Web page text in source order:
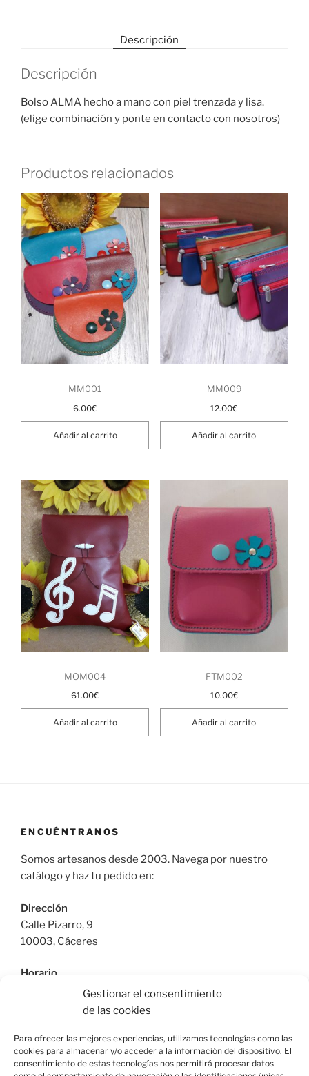
Gestionar el consentimiento
de las cookies
Para ofrecer las mejores experiencias, utilizamos tecnologías como las
cookies para almacenar y/o acceder a la información del dispositivo. El
consentimiento de estas tecnologías nos permitirá procesar datos
Descripción
Descripción
Bolso ALMA hecho a mano con piel trenzada y lisa.
(elige combinación y ponte en contacto con nosotros)
Productos relacionados
MM001
6.00€
Añadir al carrito
MM009
12.00€
Añadir al carrito
MOM004
61.00€
Añadir al carrito
FTM002
10.00€
Añadir al carrito
ENCUÉNTRANOS
Somos artesanos desde 2003. Navega por nuestro
catálogo y haz tu pedido en:
Dirección
Calle Pizarro, 9
10003, Cáceres
Horario
De Lunes a Viernes: 9:30h a 13:30h | 17:30 a 21:00h
Sábado: 10:30h a 14:00h |
Teléfono
615664955